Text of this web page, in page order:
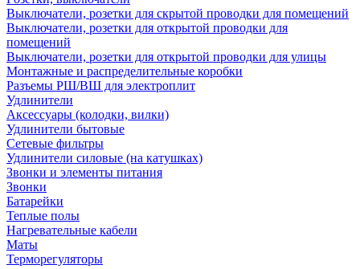
Выключатели, розетки для скрытой проводки для помещений
Выключатели, розетки для открытой проводки для
помещений
Выключатели, розетки для открытой проводки для улицы
Монтажные и распределительные коробки
Разъемы РШ/ВШ для электроплит
Удлинители
Аксессуары (колодки, вилки)
Удлинители бытовые
Сетевые фильтры
Удлинители силовые (на катушках)
Звонки и элементы питания
Звонки
Батарейки
Теплые полы
Нагревательные кабели
Маты
Терморегуляторы